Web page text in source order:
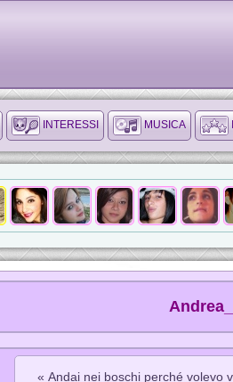
INTERESSI MUSICA
« Andai nei boschi perché volevo